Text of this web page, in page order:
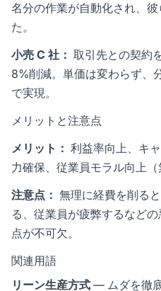
名分の作業が自動化され、
た。
小売 C 社： 取引先との契約
8%削減。単価は変わらず、
で実現。
メリットと注意点
メリット： 利益率向上、キ
力確保、従業員モラル向上（
注意点： 無理に経費を削る
る、従業員が疲弊するなど
点が不可欠。
関連用語
リーン生産方式 — ムダを徹